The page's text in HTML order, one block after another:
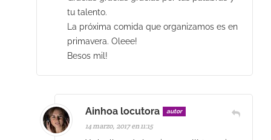
tu talento.
La próxima comida que organizamos es en
primavera. Oleee!
Besos mil!
Ainhoa locutora autor
14 marzo, 2017 en 11:15